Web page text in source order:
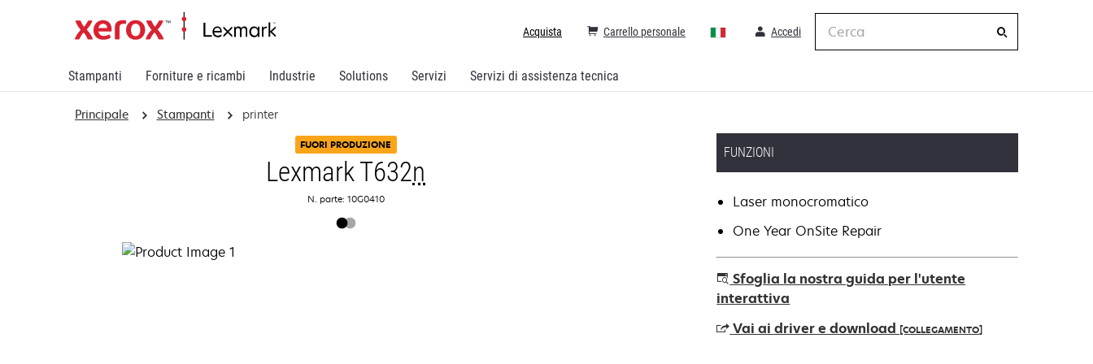
Stampanti Forniture e ricambi Industrie Solutions Servizi Servizi di assistenza tecnica
Accedi
Carrello personale
Acquista
Principale Stampanti printer
FUORI PRODUZIONE
Lexmark T632n
N. parte: 10G0410
FUNZIONI
Laser monocromatico
One Year OnSite Repair
Sfoglia la nostra guida per l'utente
interattiva
Vai ai driver e download [COLLEGAMENTO]